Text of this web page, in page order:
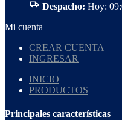
Despacho: Hoy:
Mi cuenta
CREAR CUENTA
INGRESAR
INICIO
PRODUCTOS
Principales características